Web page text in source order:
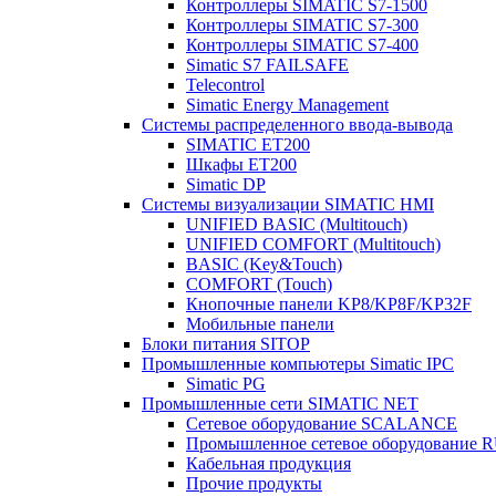
Контроллеры SIMATIC S7-1500
Контроллеры SIMATIC S7-300
Контроллеры SIMATIC S7-400
Simatic S7 FAILSAFE
Telecontrol
Simatic Energy Management
Системы распределенного ввода-вывода
SIMATIC ET200
Шкафы ET200
Simatic DP
Системы визуализации SIMATIC HMI
UNIFIED BASIC (Multitouch)
UNIFIED COMFORT (Multitouch)
BASIC (Key&Touch)
COMFORT (Touch)
Кнопочные панели KP8/KP8F/KP32F
Мобильные панели
Блоки питания SITOP
Промышленные компьютеры Simatic IPC
Simatic PG
Промышленные сети SIMATIC NET
Сетевое оборудование SCALANCE
Промышленное сетевое оборудование
Кабельная продукция
Прочие продукты